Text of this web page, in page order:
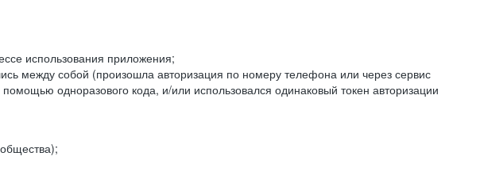
использования приложения;
между собой (произошла авторизация по номеру телефона или через сервис
одноразового кода, и/или использовался одинаковый токен авторизации